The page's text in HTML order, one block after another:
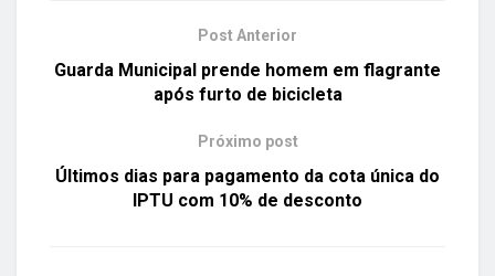
Post Anterior
Guarda Municipal prende homem em flagrante
após furto de bicicleta
Próximo post
Últimos dias para pagamento da cota única do
IPTU com 10% de desconto